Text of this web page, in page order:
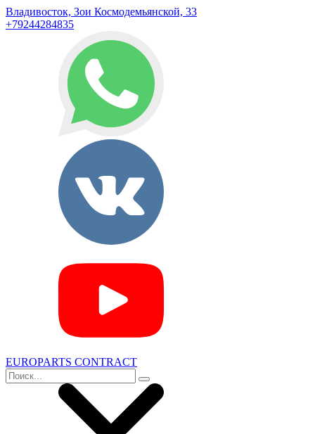
Владивосток, Зои Космодемьянской, 33
+79244284835
EUROPARTS CONTRACT